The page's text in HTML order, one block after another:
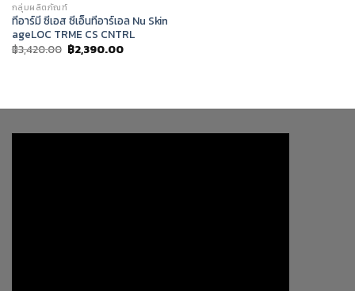
กลุ่มผลิตภัณฑ์
ทีอาร์มี ซีเอส ซีเอ็นทีอาร์เอล Nu Skin
ageLOC TRME CS CNTRL
฿3,420.00 Original
price
฿2,390.00Current